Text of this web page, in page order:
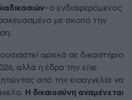
–ο ενδιαφερόμενος
με σκοπό την
αρχικά σε δικαστήριο
αλλά η έδρα την είχε
από την εισαγγελία να
Η δικαιοσύνη αναμένεται